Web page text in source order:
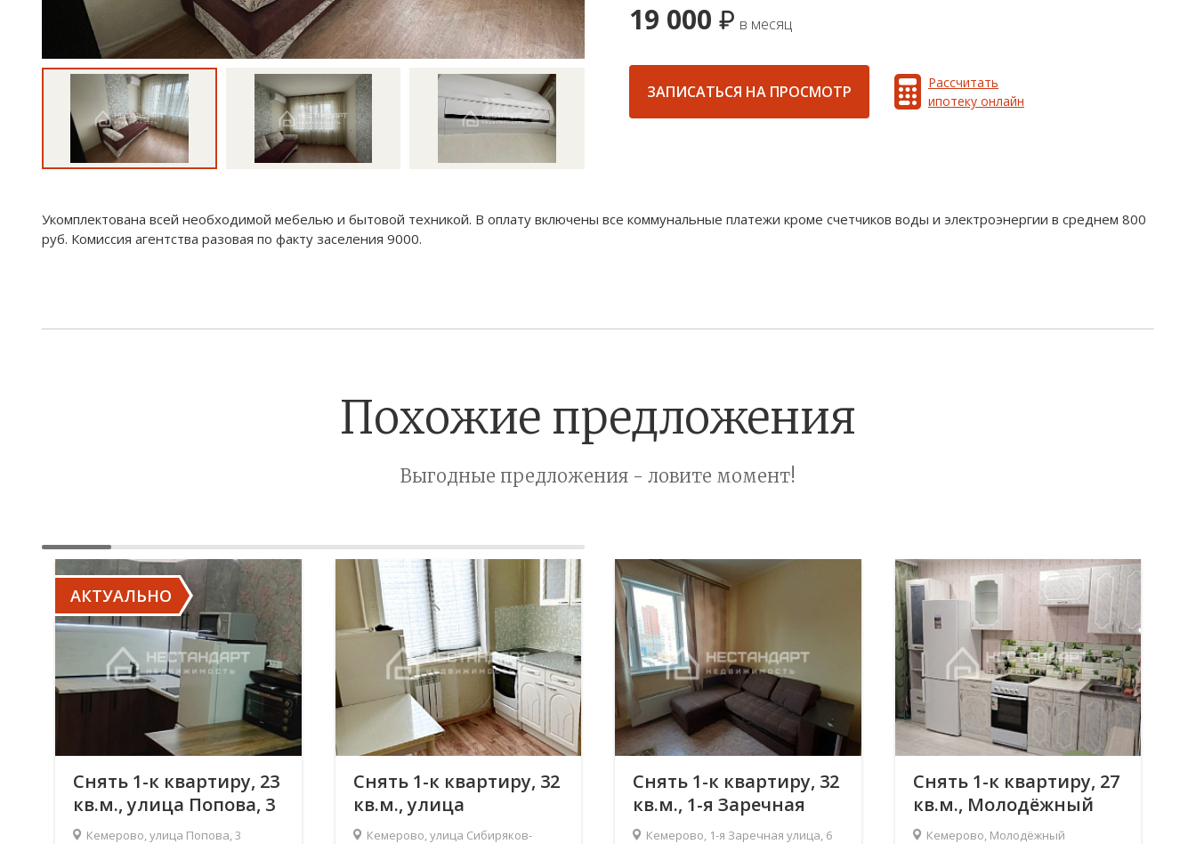
19 000 в месяц
ЗАПИСАТЬСЯ НА ПРОСМОТР
Рассчитать
ипотеку онлайн
Укомплектована всей необходимой мебелью и бытовой техникой. В оплату включены все коммунальные платежи кроме счетчиков воды и электроэнергии в среднем 800
руб. Комиссия агентства разовая по факту заселения 9000.
Похожие предложения
Выгодные предложения - ловите момент!
АКТУАЛЬНО
Снять 1-к квартиру, 23
кв.м., улица Попова, 3
Кемерово, улица Попова, 3
Снять 1-к квартиру, 32
кв.м., улица
Сибиряков-
Кемерово, улица Сибиряков-
Снять 1-к квартиру, 32
кв.м., 1-я Заречная
улица, 6
Кемерово, 1-я Заречная улица, 6
Снять 1-к квартиру, 27
кв.м., Молодёжный
проспект, 29
Кемерово, Молодёжный